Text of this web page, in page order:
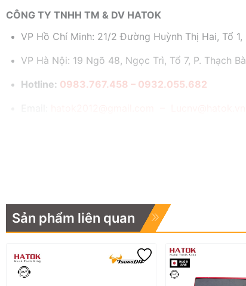
CÔNG TY TNHH TM & DV HATOK
VP Hồ Chí Minh: 21/2 Đường Huỳnh Thị Hai, Tổ 1,
VP Hà Nội: 19 Ngõ 48, Ngọc Trì, Tổ 7, P. Thạch
Hotline: 0983.767.458 – 0932.055.682
Sản phẩm liên quan